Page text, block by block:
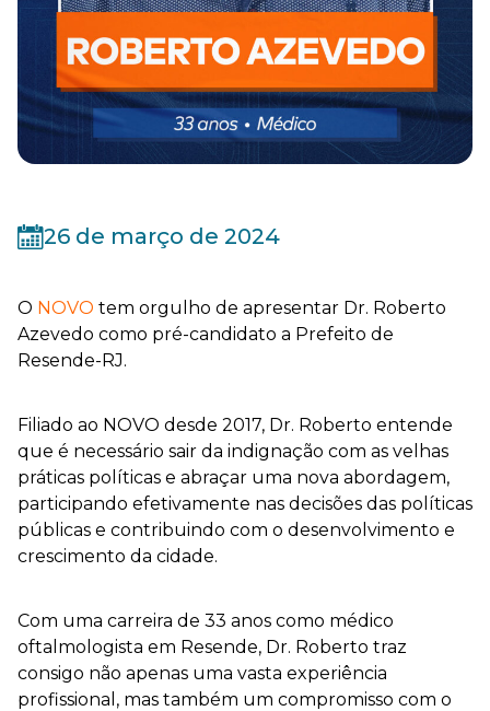
26 de março de 2024
O NOVO tem orgulho de apresentar Dr. Roberto
Azevedo como pré-candidato a Prefeito de
Resende-RJ.
Filiado ao NOVO desde 2017, Dr. Roberto entende
que é necessário sair da indignação com as velhas
práticas políticas e abraçar uma nova abordagem,
participando efetivamente nas decisões das políticas
públicas e contribuindo com o desenvolvimento e
crescimento da cidade.
Com uma carreira de 33 anos como médico
oftalmologista em Resende, Dr. Roberto traz
consigo não apenas uma vasta experiência
profissional, mas também um compromisso com o